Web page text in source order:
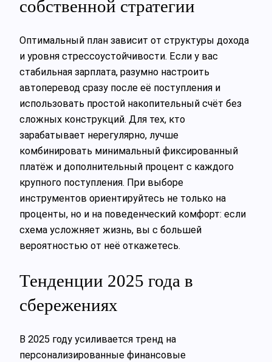
собственной стратегии
Оптимальный план зависит от структуры дохода
и уровня стрессоустойчивости. Если у вас
стабильная зарплата, разумно настроить
автоперевод сразу после её поступления и
использовать простой накопительный счёт без
сложных конструкций. Для тех, кто
зарабатывает нерегулярно, лучше
комбинировать минимальный фиксированный
платёж и дополнительный процент с каждого
крупного поступления. При выборе
инструментов ориентируйтесь не только на
проценты, но и на поведенческий комфорт: если
схема усложняет жизнь, вы с большей
вероятностью от неё откажетесь.
Тенденции 2025 года в
сбережениях
В 2025 году усиливается тренд на
персонализированные финансовые